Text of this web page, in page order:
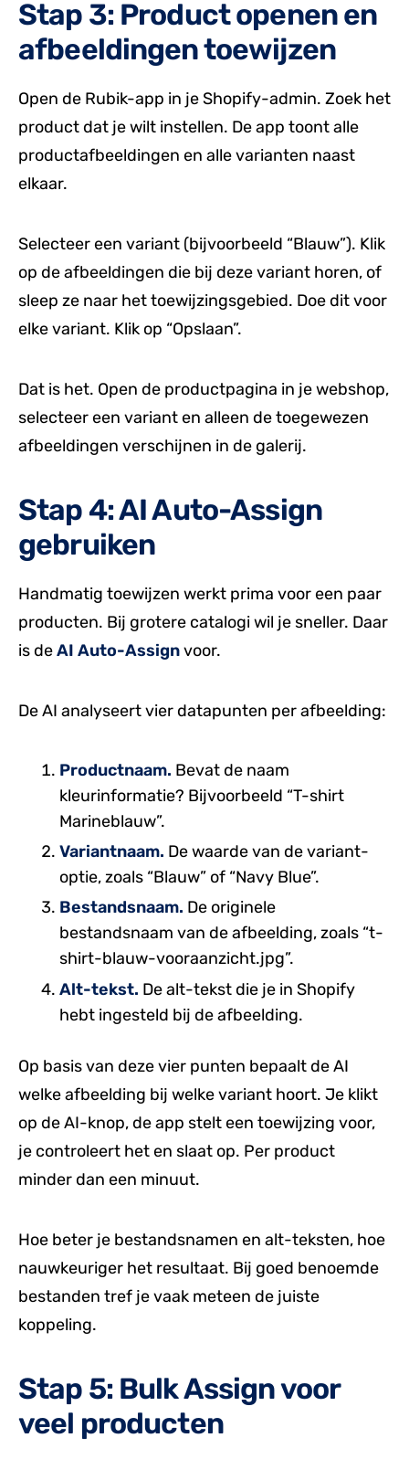
Stap 3: Product openen en
afbeeldingen toewijzen
Open de Rubik-app in je Shopify-admin. Zoek het
product dat je wilt instellen. De app toont alle
productafbeeldingen en alle varianten naast
elkaar.
Selecteer een variant (bijvoorbeeld “Blauw”). Klik
op de afbeeldingen die bij deze variant horen, of
sleep ze naar het toewijzingsgebied. Doe dit voor
elke variant. Klik op “Opslaan”.
Dat is het. Open de productpagina in je webshop,
selecteer een variant en alleen de toegewezen
afbeeldingen verschijnen in de galerij.
Stap 4: AI Auto-Assign
gebruiken
Handmatig toewijzen werkt prima voor een paar
producten. Bij grotere catalogi wil je sneller. Daar
is deAI Auto-Assignvoor.
De AI analyseert vier datapunten per afbeelding:
Productnaam. Bevat de naam
kleurinformatie? Bijvoorbeeld “T-shirt
Marineblauw”.
Variantnaam. De waarde van de variant-
optie, zoals “Blauw” of “Navy Blue”.
Bestandsnaam. De originele
bestandsnaam van de afbeelding, zoals “t-
shirt-blauw-vooraanzicht.jpg”.
Alt-tekst. De alt-tekst die je in Shopify
hebt ingesteld bij de afbeelding.
Op basis van deze vier punten bepaalt de AI
welke afbeelding bij welke variant hoort. Je klikt
op de AI-knop, de app stelt een toewijzing voor,
je controleert het en slaat op. Per product
minder dan een minuut.
Hoe beter je bestandsnamen en alt-teksten, hoe
nauwkeuriger het resultaat. Bij goed benoemde
bestanden tref je vaak meteen de juiste
koppeling.
Stap 5: Bulk Assign voor
veel producten